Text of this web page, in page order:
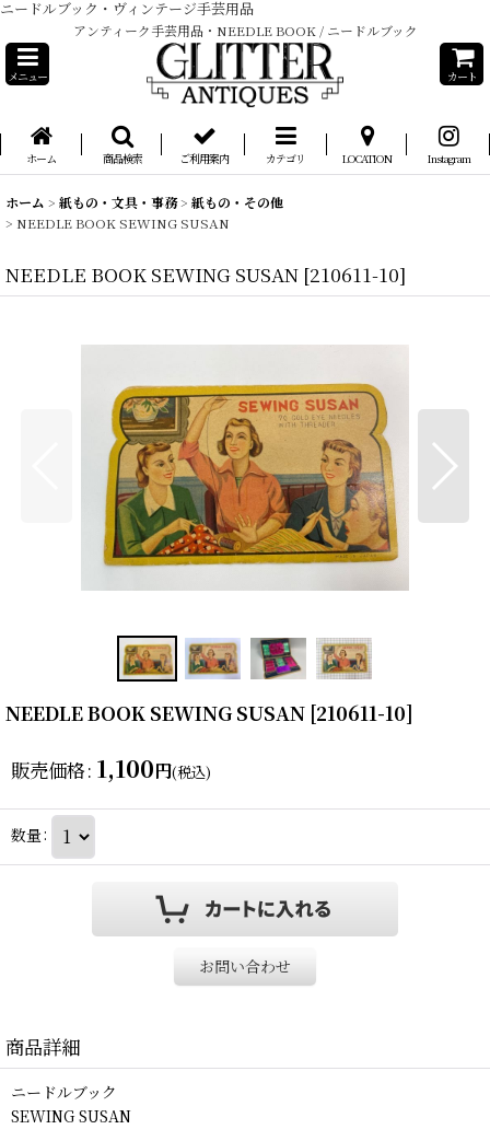
ニードルブック・ヴィンテージ手芸用品
アンティーク手芸用品・NEEDLE BOOK / ニードルブック
メニュー カート
ホーム 商品検索 ご利用案内 カテゴリ LOCATION Instagram
ホーム > 紙もの・文具・事務> 紙もの・その他
> NEEDLE BOOK SEWING SUSAN
NEEDLE BOOK SEWING SUSAN [210611-10]
NEEDLE BOOK SEWING SUSAN [210611-10]
販売価格: 1,100円(税込)
数量:
お問い合わせ
商品詳細
ニードルブック
SEWING SUSAN